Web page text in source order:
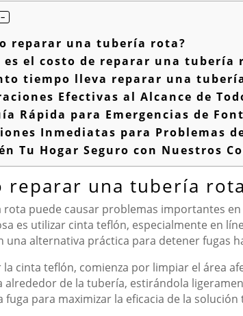
reparar una tubería rota?
es el costo de reparar una tubería
tiempo lleva reparar una
Efectivas al Alcance de
Rápida para Emergencias de
Inmediatas para Problemas
Tu Hogar Seguro con Nuestros
reparar una tubería
rota puede causar problemas importantes
es utilizar cinta teflón, especialmente en
una alternativa práctica para detener fugas
la cinta teflón, comienza por limpiar el área
alrededor de la tubería, estirándola
fuga para maximizar la eficacia de la